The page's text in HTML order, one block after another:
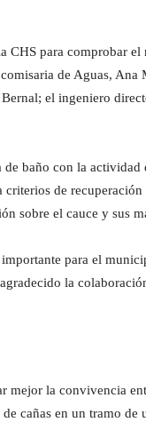
CHS para comprobar
de Aguas, Ana
el ingeniero
baño con la
de
sobre el cauce y sus
para el
la
mejor la convivencia
cañas en un tramo de